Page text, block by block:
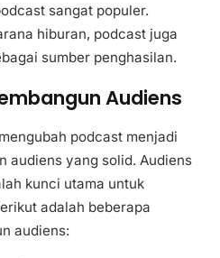
sangat populer.
hiburan, podcast juga
sumber penghasilan.
Audiens
podcast menjadi
audiens yang solid. Audiens
kunci utama untuk
adalah beberapa
audiens: